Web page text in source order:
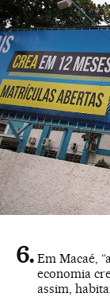
Em Macaé,
economia
assim,